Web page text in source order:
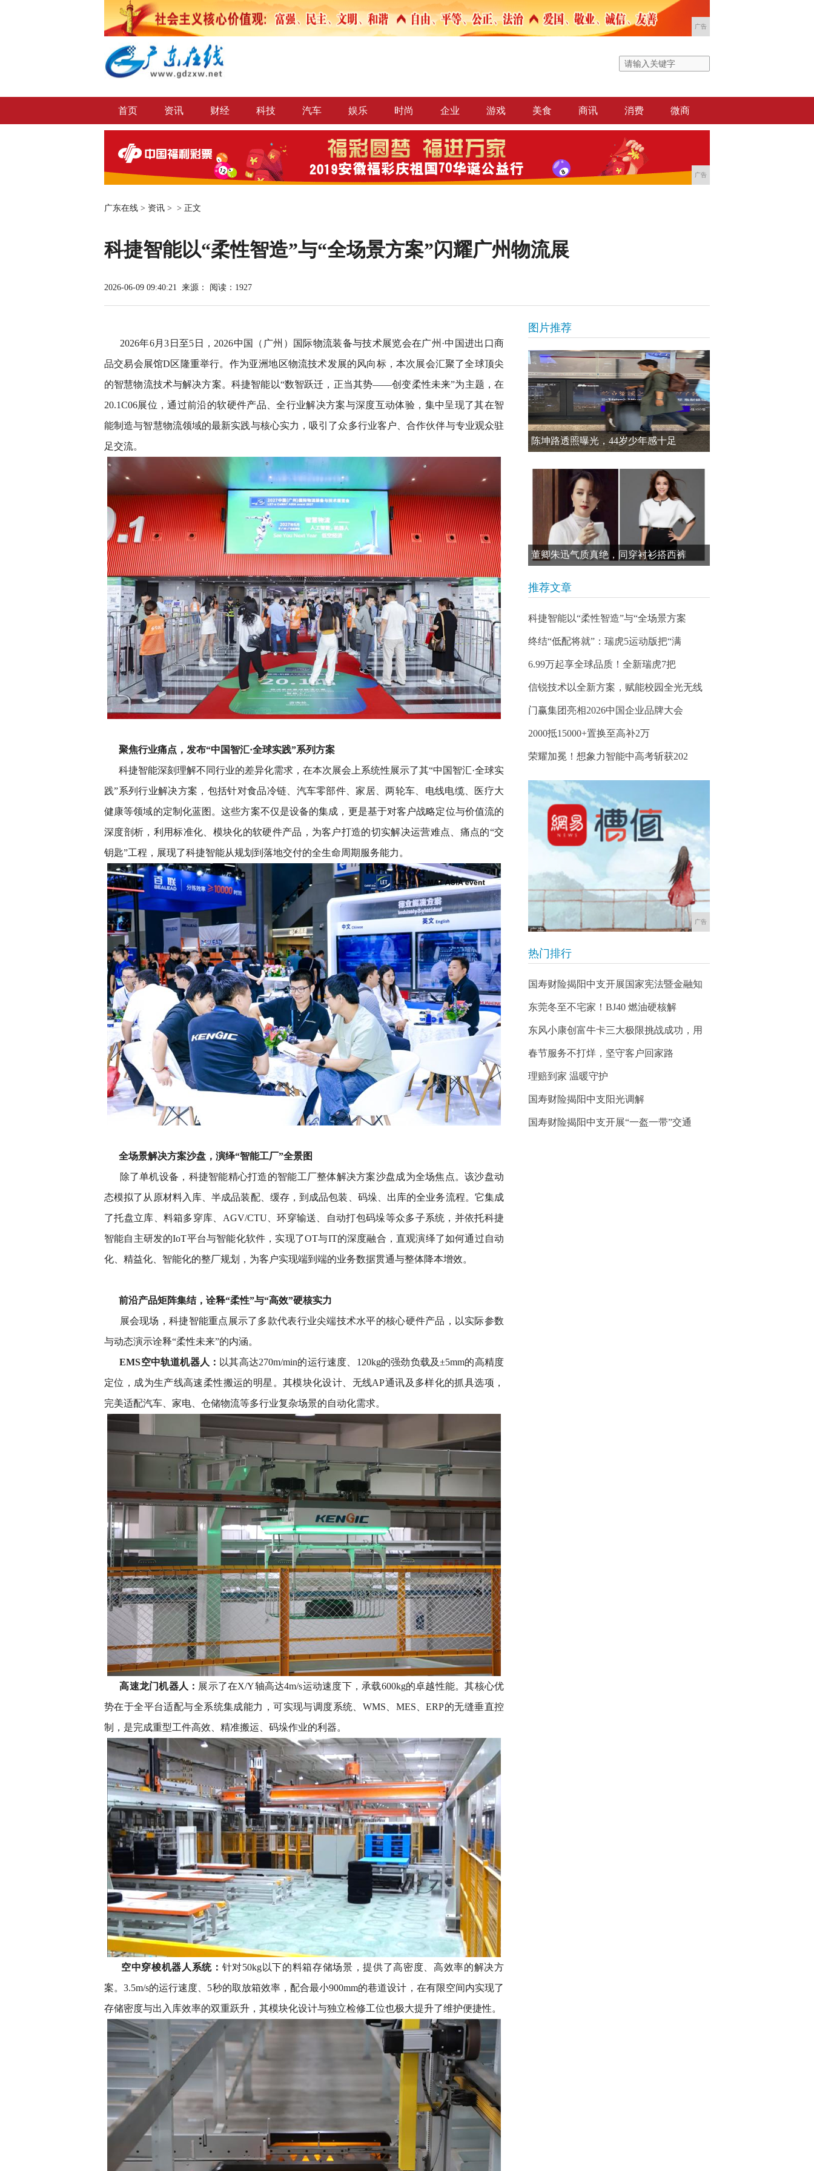
广告
首页 资讯 财经 科技 汽车 娱乐 时尚 企业 游戏 美食 商讯 消费 微商
广告
广东在线 > 资讯 > > 正文
科捷智能以“柔性智造”与“全场景方案”闪耀广州物流展
2026-06-09 09:40:21 来源： 阅读：1927
2026年6月3日至5日，2026中国（广州）国际物流装备与技术展览会在广州·中国进出口商
品交易会展馆D区隆重举行。作为亚洲地区物流技术发展的风向标，本次展会汇聚了全球顶尖
的智慧物流技术与解决方案。科捷智能以“数智跃迁，正当其势——创变柔性未来”为主题，在
20.1C06展位，通过前沿的软硬件产品、全行业解决方案与深度互动体验，集中呈现了其在智
能制造与智慧物流领域的最新实践与核心实力，吸引了众多行业客户、合作伙伴与专业观众驻
足交流。
聚焦行业痛点，发布“中国智汇·全球实践”系列方案
科捷智能深刻理解不同行业的差异化需求，在本次展会上系统性展示了其“中国智汇·全球实
践”系列行业解决方案，包括针对食品冷链、汽车零部件、家居、两轮车、电线电缆、医疗大
健康等领域的定制化蓝图。这些方案不仅是设备的集成，更是基于对客户战略定位与价值流的
深度剖析，利用标准化、模块化的软硬件产品，为客户打造的切实解决运营难点、痛点的“交
钥匙”工程，展现了科捷智能从规划到落地交付的全生命周期服务能力。
全场景解决方案沙盘，演绎“智能工厂”全景图
除了单机设备，科捷智能精心打造的智能工厂整体解决方案沙盘成为全场焦点。该沙盘动
态模拟了从原材料入库、半成品装配、缓存，到成品包装、码垛、出库的全业务流程。它集成
了托盘立库、料箱多穿库、AGV/CTU、环穿输送、自动打包码垛等众多子系统，并依托科捷
智能自主研发的IoT平台与智能化软件，实现了OT与IT的深度融合，直观演绎了如何通过自动
化、精益化、智能化的整厂规划，为客户实现端到端的业务数据贯通与整体降本增效。
前沿产品矩阵集结，诠释“柔性”与“高效”硬核实力
展会现场，科捷智能重点展示了多款代表行业尖端技术水平的核心硬件产品，以实际参数
与动态演示诠释“柔性未来”的内涵。
EMS空中轨道机器人： 以其高达270m/min的运行速度、120kg的强劲负载及±5mm的高精度
定位，成为生产线高速柔性搬运的明星。其模块化设计、无线AP通讯及多样化的抓具选项，
完美适配汽车、家电、仓储物流等多行业复杂场景的自动化需求。
高速龙门机器人： 展示了在X/Y轴高达4m/s运动速度下，承载600kg的卓越性能。其核心优
势在于全平台适配与全系统集成能力，可实现与调度系统、WMS、MES、ERP的无缝垂直控
制，是完成重型工件高效、精准搬运、码垛作业的利器。
空中穿梭机器人系统： 针对50kg以下的料箱存储场景，提供了高密度、高效率的解决方
案。3.5m/s的运行速度、5秒的取放箱效率，配合最小900mm的巷道设计，在有限空间内实现了
存储密度与出入库效率的双重跃升，其模块化设计与独立检修工位也极大提升了维护便捷性。
图片推荐
陈坤路透照曝光，44岁少年感十足
董卿朱迅气质真绝，同穿衬衫搭西裤
推荐文章
科捷智能以“柔性智造”与“全场景方案
终结“低配将就”：瑞虎5运动版把“满
6.99万起享全球品质！全新瑞虎7把
信锐技术以全新方案，赋能校园全光无线
门赢集团亮相2026中国企业品牌大会
2000抵15000+置换至高补2万
荣耀加冕！想象力智能中高考斩获202
广告
热门排行
国寿财险揭阳中支开展国家宪法暨金融知
东莞冬至不宅家！BJ40 燃油硬核解
东风小康创富牛卡三大极限挑战成功，用
春节服务不打烊，坚守客户回家路
理赔到家 温暖守护
国寿财险揭阳中支阳光调解
国寿财险揭阳中支开展“一盔一带”交通